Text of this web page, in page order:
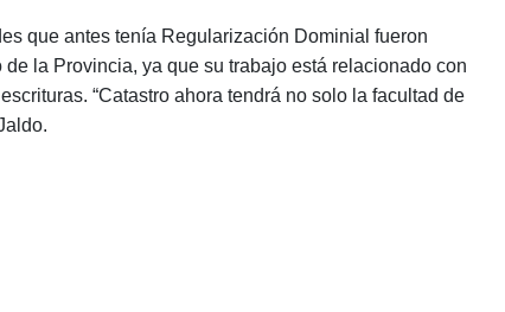
que antes tenía Regularización Dominial fueron
la Provincia, ya que su trabajo está relacionado con
“Catastro ahora tendrá no solo la facultad de